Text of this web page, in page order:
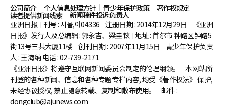
公司简介 个人信息处理方针 青少年保护政策 著作权规定
读者提供新闻线索
新闻稿件投诉负责人
亚洲日报
刊号 : 서울,아04336 注册日期 : 2014年12月29日
《亚洲
日报》发行人及总编辑 : 郭永吉、梁圭铉 地址 : 首尔市钟路区钟路5
街13号三共大厦11楼 创刊日期 : 2007年11月15日
青少年保护负责
人 : 王海纳 电话 : 02-739-2171
《亚洲日报》将遵守互联网新闻委员会制定的伦理纲领。
本网站所
刊登的各种新闻、信息和各种专题专栏内容, 均受《著作权法》 保护,
未经协议授权, 禁止随意转载、复制和散布使用。
邮件 :
dongclub@ajunews.com